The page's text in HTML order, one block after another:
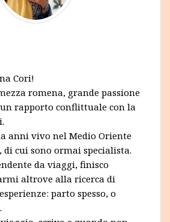
Cori!
romena, grande passione
rapporto conflittuale con la
anni vivo nel Medio Oriente
cui sono ormai specialista.
da viaggi, finisco
altrove alla ricerca di
parto spesso, o